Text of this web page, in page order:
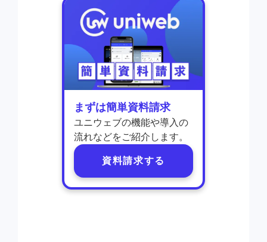
まずは簡単資料請求
ユニウェブの機能や導入の
流れなどをご紹介します。
資料請求する